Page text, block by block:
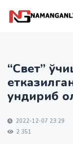
“Свет”
ундириб
2022-12-07 23:29
2 351